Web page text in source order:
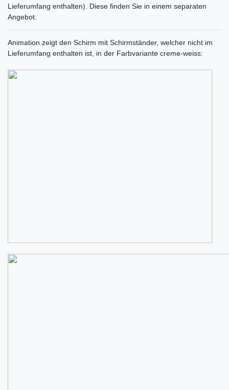
Lieferumfang enthalten). Diese finden Sie in einem separaten
Angebot.
Animation zeigt den Schirm mit Schirmständer, welcher nicht im
Lieferumfang enthalten ist, in der Farbvariante creme-weiss: